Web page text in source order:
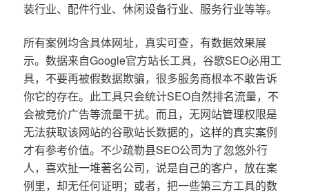
装行业、配件行业、休闲设备行业、服务行业等等。
所有案例均含具体网址，真实可查，有数据效果展
示。数据来自Google官方站长工具，谷歌SEO必用工
具，不要再被假数据欺骗，很多服务商根本不敢告诉
你它的存在。此工具只会统计SEO自然排名流量，不
会被竞价广告等流量干扰。而且，无网站管理权限是
无法获取该网站的谷歌站长数据的，这样的真实案例
才有参考价值。不少疏勒县SEO公司为了忽悠外行
人，喜欢扯一堆著名公司，说是自己的客户，放在案
例里，却无任何证明；或者，把一些第三方工具的数